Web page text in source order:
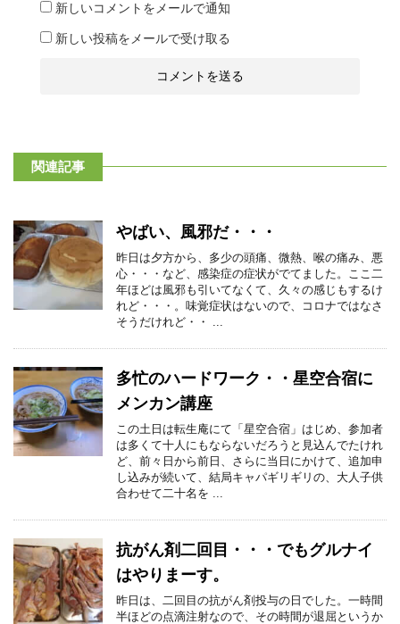
新しいコメントをメールで通知
新しい投稿をメールで受け取る
関連記事
やばい、風邪だ・・・
昨日は夕方から、多少の頭痛、微熱、喉の痛み、悪
心・・・など、感染症の症状がでてました。ここ二
年ほどは風邪も引いてなくて、久々の感じもするけ
れど・・・。味覚症状はないので、コロナではなさ
そうだけれど・・ ...
多忙のハードワーク・・星空合宿に
メンカン講座
この土日は転生庵にて「星空合宿」はじめ、参加者
は多くて十人にもならないだろうと見込んでたけれ
ど、前々日から前日、さらに当日にかけて、追加申
し込みが続いて、結局キャパギリギリの、大人子供
合わせて二十名を ...
抗がん剤二回目・・・でもグルナイ
はやりまーす。
昨日は、二回目の抗がん剤投与の日でした。一時間
半ほどの点滴注射なので、その時間が退屈というか